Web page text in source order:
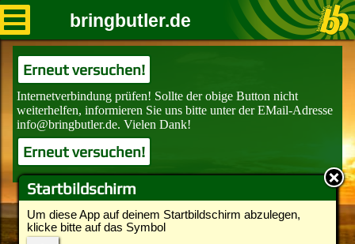
Startbildschirm
Um diese App auf deinem Startbildschirm abzulegen,
klicke bitte auf das Symbol
bringbutler.de
Erneut versuchen!
Erneut versuchen!